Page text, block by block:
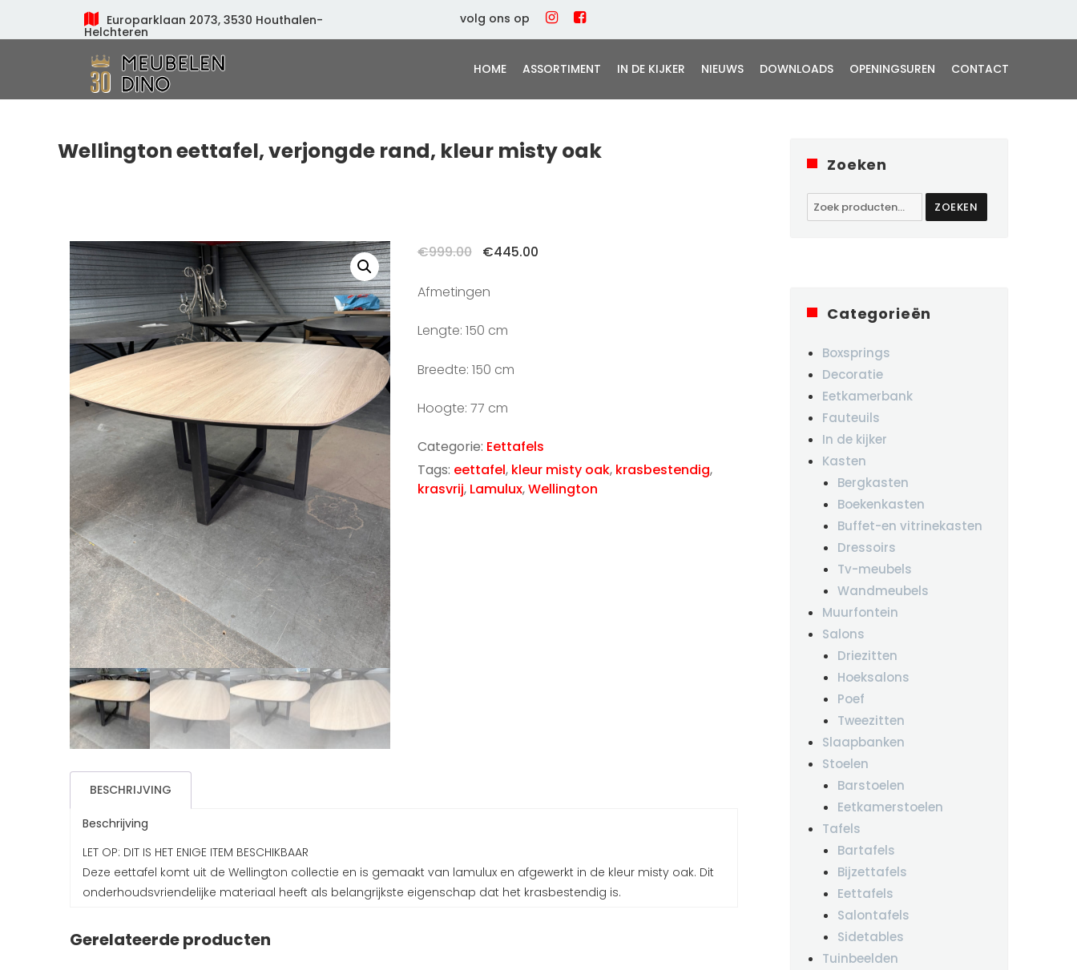
Europarklaan 2073, 3530 Houthalen-
Helchteren
volg ons op
HOME ASSORTIMENT IN DE KIJKER NIEUWS DOWNLOADS OPENINGSUREN CONTACT
Wellington eettafel, verjongde rand, kleur misty oak
€999.00
Oorspronkelijke
was:
€445.00
Afmetingen
Lengte: 150 cm
Breedte: 150 cm
Hoogte: 77 cm
Categorie: Eettafels
Tags: eettafel, kleur misty oak, krasbestendig,
krasvrij, Lamulux,Wellington
BESCHRIJVING
Beschrijving
LET OP: DIT IS HET ENIGE ITEM BESCHIKBAAR
Deze eettafel komt uit de Wellington collectie en is gemaakt van lamulux en afgewerkt in de kleur misty oak. Dit
onderhoudsvriendelijke materiaal heeft als belangrijkste eigenschap dat het krasbestendig is.
Gerelateerde producten
Zoeken
Zoeken
naar:
ZOEKEN
Categorieën
Boxsprings
Decoratie
Eetkamerbank
Fauteuils
In de kijker
Kasten
Bergkasten
Boekenkasten
Buffet-en vitrinekasten
Dressoirs
Tv-meubels
Wandmeubels
Muurfontein
Salons
Driezitten
Hoeksalons
Poef
Tweezitten
Slaapbanken
Stoelen
Barstoelen
Eetkamerstoelen
Tafels
Bartafels
Bijzettafels
Eettafels
Salontafels
Sidetables
Tuinbeelden